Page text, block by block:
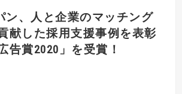
ン、人と企業のマッチング
献した採用支援事例を表彰
告賞2020」を受賞！